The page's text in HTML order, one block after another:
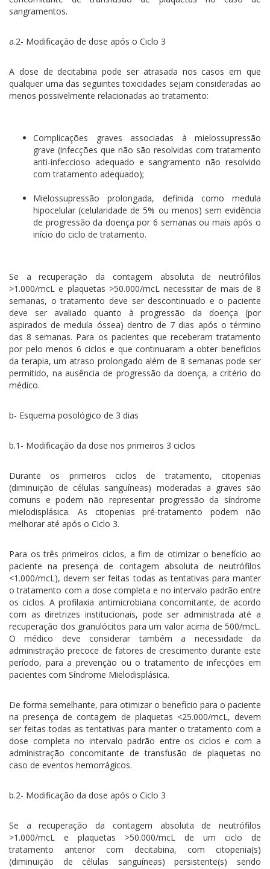
sangramentos.
a.2- Modificação de dose após o Ciclo 3
A dose de decitabina pode ser atrasada nos casos em que
qualquer uma das seguintes toxicidades sejam consideradas ao
menos possivelmente relacionadas ao tratamento:
Complicações graves associadas à mielossupressão
grave (infecções que não são resolvidas com tratamento
anti-infeccioso adequado e sangramento não resolvido
com tratamento adequado);
Mielossupressão prolongada, definida como medula
hipocelular (celularidade de 5% ou menos) sem evidência
de progressão da doença por 6 semanas ou mais após o
início do ciclo de tratamento.
Se a recuperação da contagem absoluta de neutrófilos
>1.000/mcL e plaquetas >50.000/mcL necessitar de mais de 8
semanas, o tratamento deve ser descontinuado e o paciente
deve ser avaliado quanto à progressão da doença (por
aspirados de medula óssea) dentro de 7 dias após o término
das 8 semanas. Para os pacientes que receberam tratamento
por pelo menos 6 ciclos e que continuaram a obter benefícios
da terapia, um atraso prolongado além de 8 semanas pode ser
permitido, na ausência de progressão da doença, a critério do
médico.
b- Esquema posológico de 3 dias
b.1- Modificação da dose nos primeiros 3 ciclos
Durante os primeiros ciclos de tratamento, citopenias
(diminuição de células sanguíneas) moderadas a graves são
comuns e podem não representar progressão da síndrome
mielodisplásica. As citopenias pré-tratamento podem não
melhorar até após o Ciclo 3.
Para os três primeiros ciclos, a fim de otimizar o benefício ao
paciente na presença de contagem absoluta de neutrófilos
<1.000/mcL), devem ser feitas todas as tentativas para manter
o tratamento com a dose completa e no intervalo padrão entre
os ciclos. A profilaxia antimicrobiana concomitante, de acordo
com as diretrizes institucionais, pode ser administrada até a
recuperação dos granulócitos para um valor acima de 500/mcL.
O médico deve considerar também a necessidade da
administração precoce de fatores de crescimento durante este
período, para a prevenção ou o tratamento de infecções em
pacientes com Síndrome Mielodisplásica.
De forma semelhante, para otimizar o benefício para o paciente
na presença de contagem de plaquetas <25.000/mcL, devem
ser feitas todas as tentativas para manter o tratamento com a
dose completa no intervalo padrão entre os ciclos e com a
administração concomitante de transfusão de plaquetas no
caso de eventos hemorrágicos.
b.2- Modificação da dose após o Ciclo 3
Se a recuperação da contagem absoluta de neutrófilos
>1.000/mcL e plaquetas >50.000/mcL de um ciclo de
tratamento anterior com decitabina, com citopenia(s)
(diminuição de células sanguíneas) persistente(s) sendo